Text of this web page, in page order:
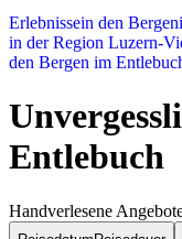
Erlebnissein den Bergen
in der Region Luzern-
den Bergen im
Entlebuch
Handverlesene